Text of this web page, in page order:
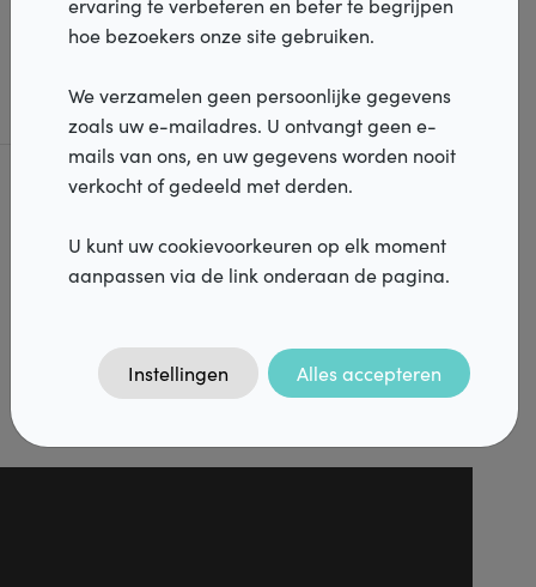
Services
Verdelers
Vacatures
Contact
Kortom gordijnadvies aan huis ontzorgt u bij het
kiezen en plaatsen van uw raamdecoratie.
ervaring te verbeteren en beter te begrijpen
hoe bezoekers onze site gebruiken.
We verzamelen geen persoonlijke gegevens
zoals uw e-mailadres. U ontvangt geen e-
mails van ons, en uw gegevens worden nooit
verkocht of gedeeld met derden.
U kunt uw cookievoorkeuren op elk moment
aanpassen via de link onderaan de pagina.
Instellingen Alles accepteren